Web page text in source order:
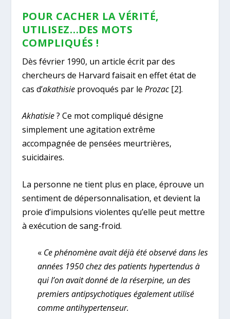
POUR CACHER LA VÉRITÉ,
UTILISEZ…DES MOTS
COMPLIQUÉS !
Dès février 1990, un article écrit par des
chercheurs de Harvard faisait en effet état de
cas d’akathisieprovoqués par le Prozac[2].
Akhatisie? Ce mot compliqué désigne
simplement une agitation extrême
accompagnée de pensées meurtrières,
suicidaires.
La personne ne tient plus en place, éprouve un
sentiment de dépersonnalisation, et devient la
proie d’impulsions violentes qu’elle peut mettre
à exécution de sang-froid.
« Ce phénomène avait déjà été observé dans les
années 1950 chez des patients hypertendus à
qui l’on avait donné de la réserpine, un des
premiers antipsychotiques également utilisé
comme antihypertenseur.